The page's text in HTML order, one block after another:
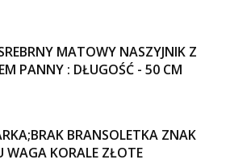
MATOWY NASZYJNIK Z
PANNY : DŁUGOŚĆ - 50 CM
BRANSOLETKA ZNAK
WAGA KORALE ZŁOTE